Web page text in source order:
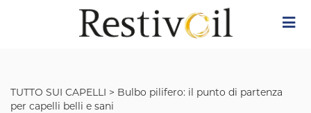
TUTTO SUI CAPELLI > Bulbo pilifero: il punto di partenza
per capelli belli e sani